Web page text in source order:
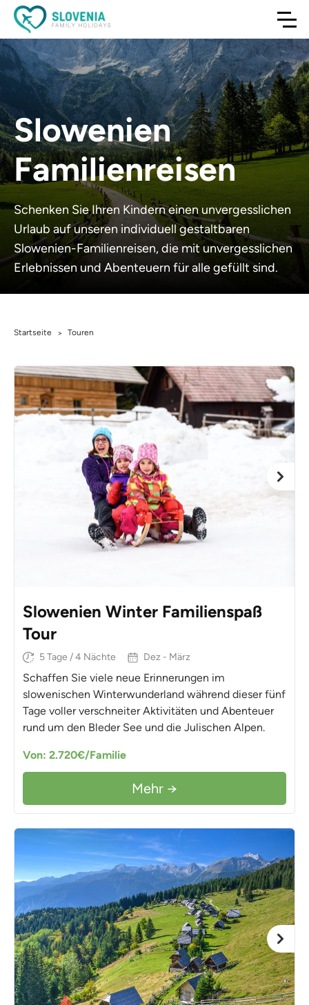
Slowenien
Familienreisen
Schenken Sie Ihren Kindern einen unvergesslichen
Urlaub auf unseren individuell gestaltbaren
Slowenien-Familienreisen, die mit unvergesslichen
Erlebnissen und Abenteuern für alle gefüllt sind.
Startseite > Touren
Slowenien Winter Familienspaß
Tour
5 Tage / 4 Nächte Dez - März
Schaffen Sie viele neue Erinnerungen im
slowenischen Winterwunderland während dieser fünf
Tage voller verschneiter Aktivitäten und Abenteuer
rund um den Bleder See und die Julischen Alpen.
Von: 2.720€/Familie
Mehr →